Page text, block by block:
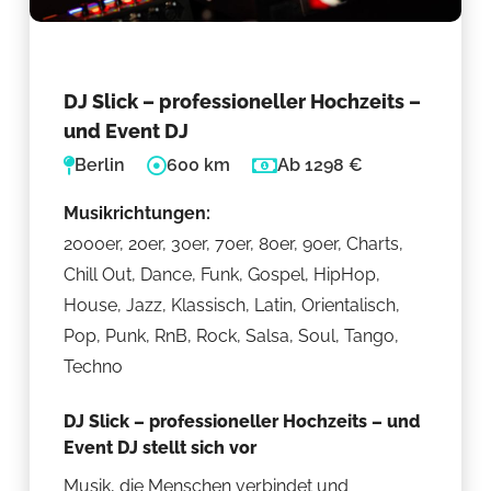
DJ Slick – professioneller Hochzeits –
und Event DJ
Berlin 600 km Ab 1298 €
Musikrichtungen:
2000er, 20er, 30er, 70er, 80er, 90er, Charts,
Chill Out, Dance, Funk, Gospel, HipHop,
House, Jazz, Klassisch, Latin, Orientalisch,
Pop, Punk, RnB, Rock, Salsa, Soul, Tango,
Techno
DJ Slick – professioneller Hochzeits – und
Event DJ stellt sich vor
Musik, die Menschen verbindet und